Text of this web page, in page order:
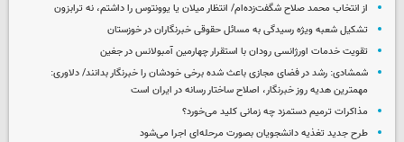
از انتخاب محمد صلاح شگفت‌زده‌ام/ انتظار میلان یا یوونتوس را داشتم، نه ترابزون
تشکیل شعبه ویژه رسیدگی به مسائل حقوقی خبرنگاران در خوزستان
تقویت خدمات اورژانسی رودان با استقرار چهارمین آمبولانس در جغین
شمشادی: رشد در فضای مجازی باعث شده برخی خودشان را خبرنگار بدانند/ دلاوری:
مهمترین هدیه‌ روز خبرنگار، اصلاح ساختار رسانه در ایران است
مذاکرات ترمیم دستمزد چه زمانی کلید می‌خورد؟
طرح جدید تغذیه دانشجویان بصورت مرحله‌ای اجرا می‌شود